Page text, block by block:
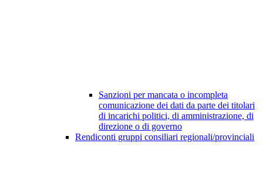
Sanzioni per mancata o incompleta
comunicazione dei dati da parte dei titolari
di incarichi politici, di amministrazione, di
direzione o di governo
Rendiconti gruppi consiliari regionali/provinciali